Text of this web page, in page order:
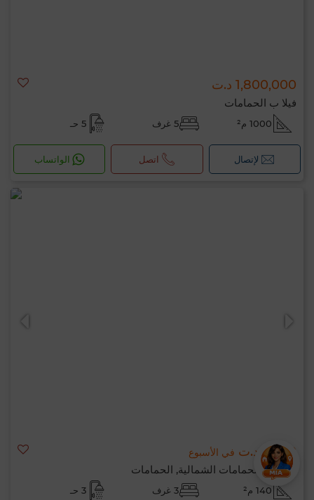
1,800,000 د.ت
فيلا ب الحمامات
1000 م² 5 غرف 5 حـ
لإتصال اتصل الواتساب
3,600 د.ت في الأسبوع
شقة ب الحمامات الشمالية, الحمامات
140 م² 3 غرف 3 حـ